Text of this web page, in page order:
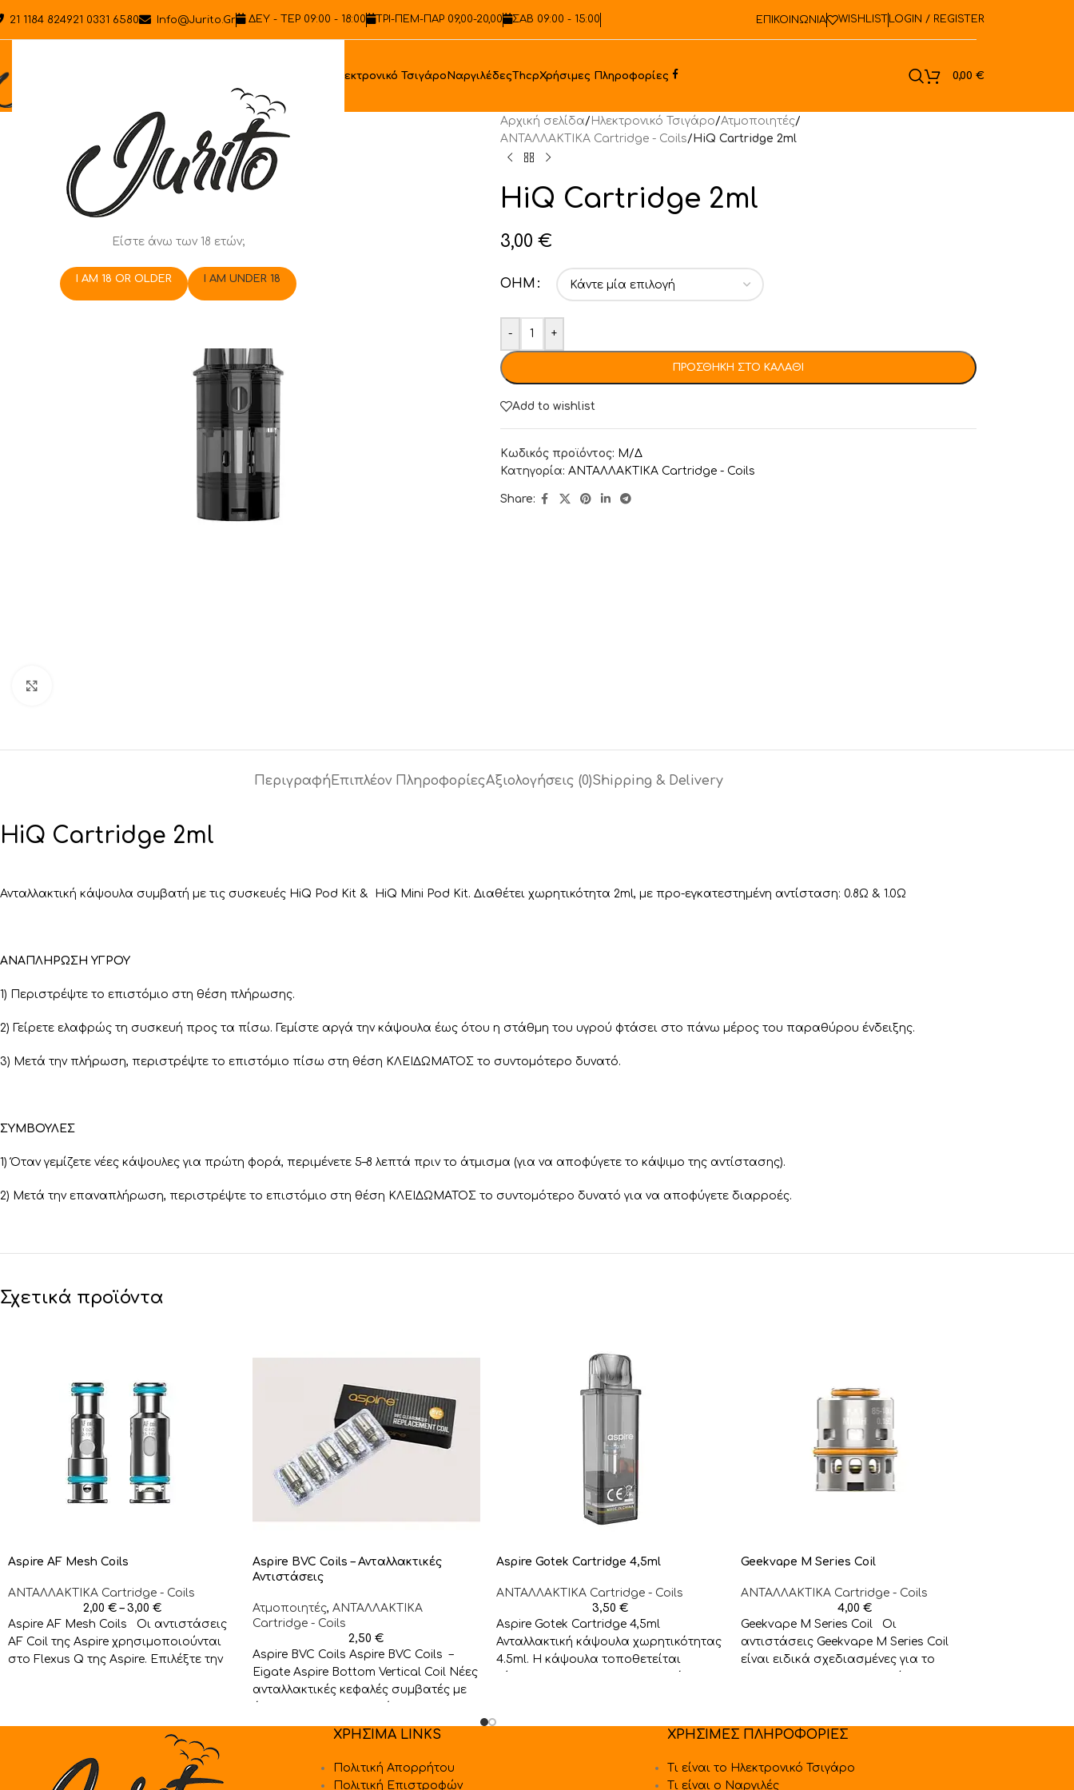
Είστε άνω των 18 ετών;
I AM 18 OR OLDER I AM UNDER 18
21 1184 824921 0331 6580 Info@jurito.gr ΔΕΥ - ΤΕΡ 09:00 - 18:00 ΤΡΙ-ΠΕΜ-ΠΑΡ 09,00-20,00 ΣΑΒ 09:00 - 15:00 ΕΠΙΚΟΙΝΩΝΙΑ WISHLIST LOGIN / REGISTER
Ηλεκτρονικό Τσιγάρο ΝαργιλέδεςThcpΧρήσιμες Πληροφορίες 0,00 €
Αρχική σελίδα/ Ηλεκτρονικό Τσιγάρο/Ατμοποιητές/
ΑΝΤΑΛΛΑΚΤΙΚA Cartridge - Coils/ HiQ Cartridge 2ml
HiQ Cartridge 2ml
3,00 €
OHM
- +
ΠΡΟΣΘΉΚΗ ΣΤΟ ΚΑΛΆΘΙ
Add to wishlist
Κωδικός προϊόντος: Μ/Δ
Κατηγορία: ΑΝΤΑΛΛΑΚΤΙΚA Cartridge - Coils
Share:
Περιγραφή Επιπλέον ΠληροφορίεςΑξιολογήσεις (0)Shipping & Delivery
HiQ Cartridge 2ml
Ανταλλακτική κάψουλα συμβατή με τις συσκευές HiQ Pod Kit & HiQ Mini Pod Kit. Διαθέτει χωρητικότητα 2ml, με προ-εγκατεστημένη αντίσταση: 0.8Ω & 1.0Ω
ANAΠΛΗΡΩΣΗ ΥΓΡΟΥ
1) Περιστρέψτε το επιστόμιο στη θέση πλήρωσης.
2) Γείρετε ελαφρώς τη συσκευή προς τα πίσω. Γεμίστε αργά την κάψουλα έως ότου η στάθμη του υγρού φτάσει στο πάνω μέρος του παραθύρου ένδειξης.
3) Μετά την πλήρωση, περιστρέψτε το επιστόμιο πίσω στη θέση ΚΛΕΙΔΩΜΑΤΟΣ το συντομότερο δυνατό.
ΣΥΜΒΟΥΛΕΣ
1) Όταν γεμίζετε νέες κάψουλες για πρώτη φορά, περιμένετε 5–8 λεπτά πριν το άτμισμα (για να αποφύγετε το κάψιμο της αντίστασης).
2) Μετά την επαναπλήρωση, περιστρέψτε το επιστόμιο στη θέση ΚΛΕΙΔΩΜΑΤΟΣ το συντομότερο δυνατό για να αποφύγετε διαρροές.
Σχετικά προϊόντα
Aspire AF Mesh Coils
ΑΝΤΑΛΛΑΚΤΙΚA Cartridge - Coils
2,00 € – 3,00 €
Aspire AF Mesh Coils Οι αντιστάσεις
AF Coil της Aspire χρησιμοποιούνται
στο Flexus Q της Aspire. Επιλέξτε την
Aspire BVC Coils – Ανταλλακτικές
Αντιστάσεις
Ατμοποιητές, ΑΝΤΑΛΛΑΚΤΙΚA
Cartridge - Coils
2,50€
Aspire BVC Coils Aspire BVC Coils –
Eigate Aspire Bottom Vertical Coil Νέες
ανταλλακτικές κεφαλές συμβατές με
Aspire Gotek Cartridge 4,5ml
ΑΝΤΑΛΛΑΚΤΙΚA Cartridge - Coils
3,50€
Aspire Gotek Cartridge 4,5ml
Ανταλλακτική κάψουλα χωρητικότητας
4.5ml. Η κάψουλα τοποθετείται
Geekvape M Series Coil
ΑΝΤΑΛΛΑΚΤΙΚA Cartridge - Coils
4,00 €
Geekvape M Series Coil Οι
αντιστάσεις Geekvape M Series Coil
είναι ειδικά σχεδιασμένες για το
ΧΡΗΣΙΜΑ LINKS
Πολιτική Απορρήτου
Πολιτική Επιστροφών
ΧΡΗΣΙΜΕΣ ΠΛΗΡΟΦΟΡΙΕΣ
Τι είναι το Ηλεκτρονικό Τσιγάρο
Τι είναι ο Ναργιλές